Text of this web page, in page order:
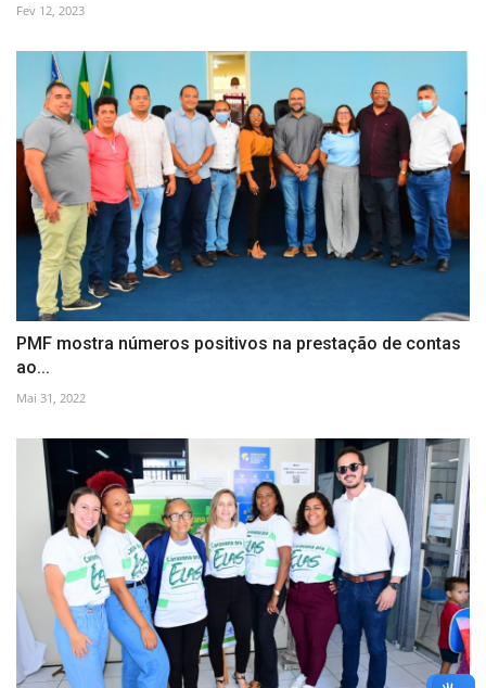
Fev 12, 2023
PMF mostra números positivos na prestação de contas
ao...
Mai 31, 2022